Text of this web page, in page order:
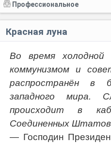
Профессиональное
Красная луна
Во время холодной
коммунизмом и
распространён в
западного мира.
происходит в
Соединенных
— Господин